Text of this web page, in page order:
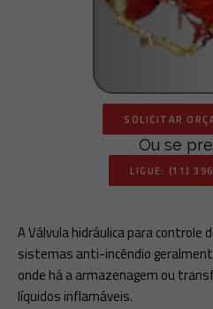
SOLICITAR
Ou se
LIGUE: (11)
A Válvula hidráulica para controle
sistemas anti-incêndio
onde há a armazenagem ou
líquidos inflamáveis.